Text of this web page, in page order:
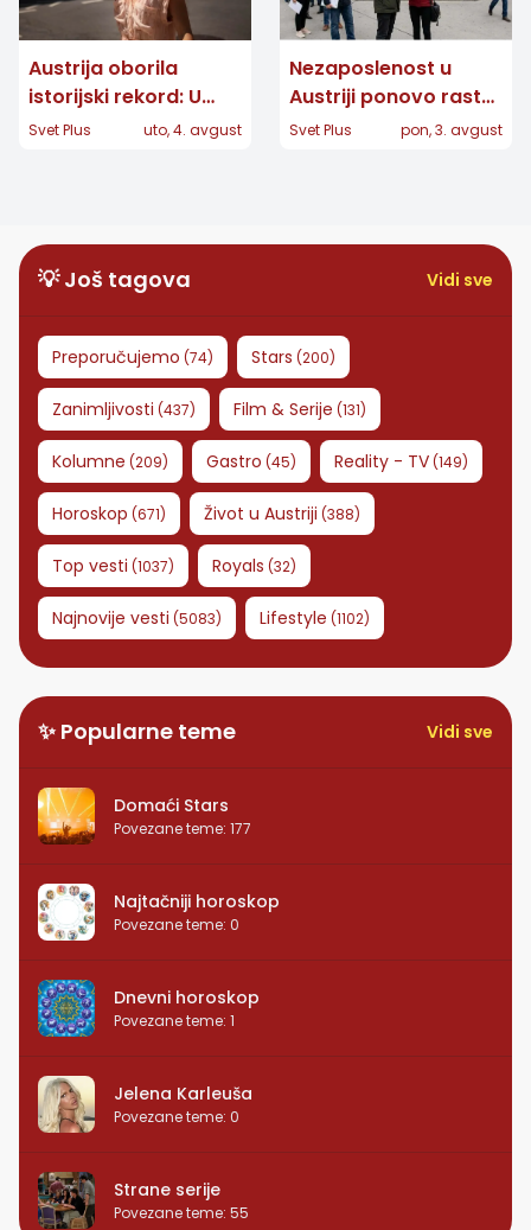
Austrija oborila
istorijski rekord: U
Beču izmeren 41
Svet Plus uto, 4. avgust
Nezaposlenost u
Austriji ponovo raste:
Više od 364.000 ljudi
Svet Plus pon, 3. avgust
💡 Još tagova Vidi sve
Preporučujemo (74) Stars (200)
Zanimljivosti (437) Film & Serije (131)
Kolumne (209) Gastro (45) Reality - TV(149)
Horoskop (671) Život u Austriji (388)
Top vesti (1037) Royals (32)
Najnovije vesti (5083) Lifestyle (1102)
✨ Popularne teme Vidi sve
Domaći Stars
Povezane teme: 177
Najtačniji horoskop
Povezane teme: 0
Dnevni horoskop
Povezane teme: 1
Jelena Karleuša
Povezane teme: 0
Strane serije
Povezane teme: 55